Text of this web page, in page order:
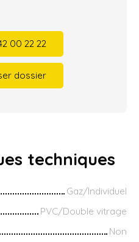
00 22 22
dossier
techniques
Gaz/Individuel
PVC/Double vitrage
Non